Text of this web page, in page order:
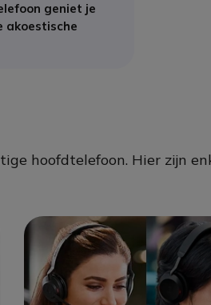
geniet je
akoestische
hoofdtelefoon. Hier zijn